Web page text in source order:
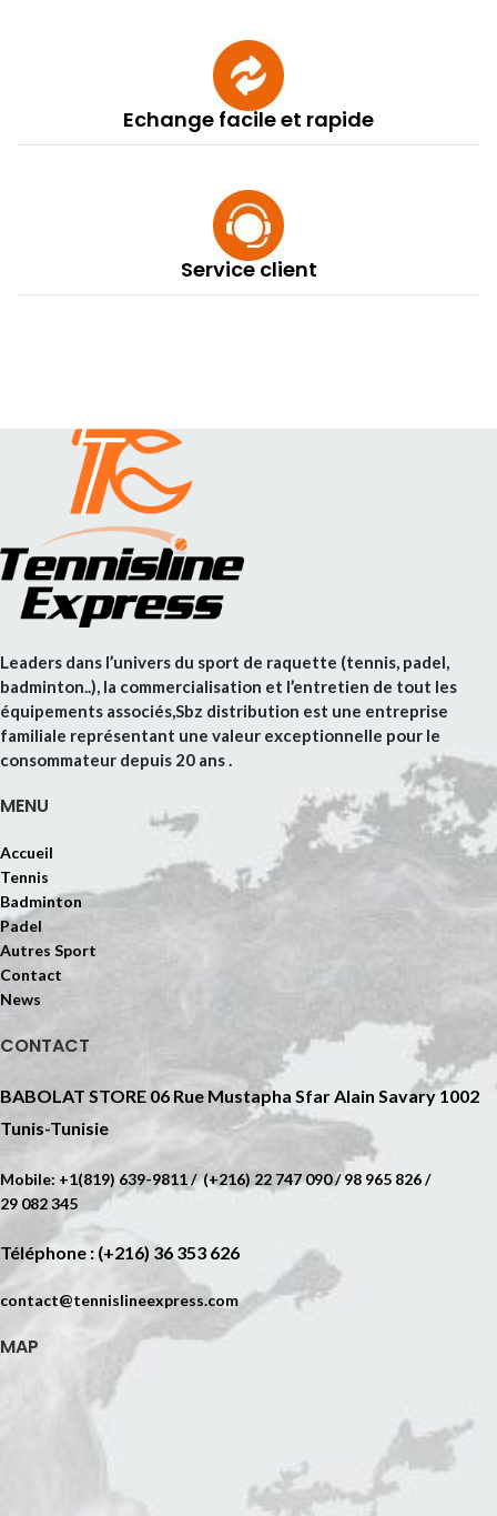
Echange facile et rapide
Service client
Leaders dans l’univers du sport de raquette (tennis, padel,
badminton..), la commercialisation et l’entretien de tout les
équipements associés,Sbz distribution est une entreprise
familiale représentant une valeur exceptionnelle pour le
consommateur depuis 20 ans .
MENU
Accueil
Tennis
Badminton
Padel
Autres Sport
Contact
News
CONTACT
BABOLAT STORE 06 Rue Mustapha Sfar Alain Savary 1002
Tunis-Tunisie
Mobile: +1(819) 639-9811 / (+216) 22 747 090 / 98 965 826 /
29 082 345
Téléphone : (+216) 36 353 626
contact@tennislineexpress.com
MAP